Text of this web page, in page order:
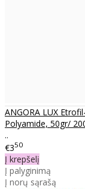
ANGORA LUX
Polyamide, 50gr/
..
€350
Į krepšelį
Į palyginimą
Į norų sąrašą